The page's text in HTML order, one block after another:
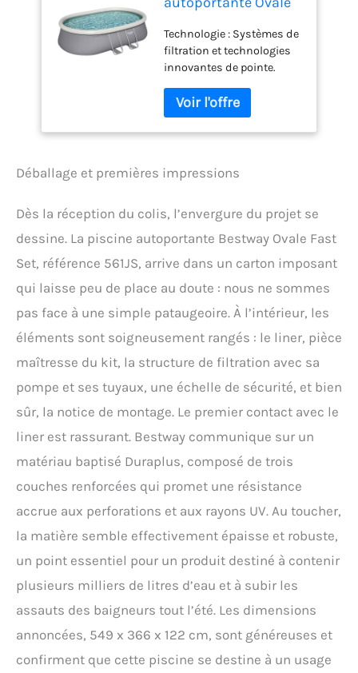
122 cm avec
Filtration
Technologie : Systèmes de
filtration et technologies
innovantes de pointe.
renforcé avec un coeur en
polyester compris entre
deux couches de PVC.
besoin d'outils pour
installer cette piscine:
immédiatement avec nos
Fast Set ! Sécurité : Une
nos piscines hors sol
autoportantes.
Déballage et premières impressions
Dès la réception du colis, l’envergure du projet se
dessine. La piscine autoportante Bestway Ovale Fast
Set, référence 561JS, arrive dans un carton imposant
qui laisse peu de place au doute : nous ne sommes
pas face à une simple pataugeoire. À l’intérieur, les
éléments sont soigneusement rangés : le liner, pièce
maîtresse du kit, la structure de filtration avec sa
pompe et ses tuyaux, une échelle de sécurité, et bien
sûr, la notice de montage. Le premier contact avec le
liner est rassurant. Bestway communique sur un
matériau baptisé Duraplus, composé de trois
couches renforcées qui promet une résistance
accrue aux perforations et aux rayons UV. Au toucher,
la matière semble effectivement épaisse et robuste,
un point essentiel pour un produit destiné à contenir
plusieurs milliers de litres d’eau et à subir les
assauts des baigneurs tout l’été. Les dimensions
annoncées, 549 x 366 x 122 cm, sont généreuses et
confirment que cette piscine se destine à un usage